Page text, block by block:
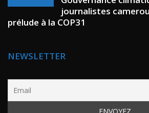
journalistes
prélude à la COP31
NEWSLETTER